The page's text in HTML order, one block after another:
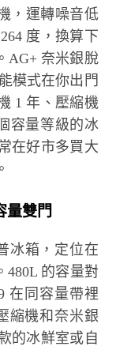
，運轉噪音低
度，換算下
AG+ 奈米銀脫
模式在你出門
1 年、壓縮機
容量等級的冰
在好市多買大
量雙門
冰箱，定位在
480L 的容量對
在同容量帶裡
縮機和奈米銀
的冰鮮室或自